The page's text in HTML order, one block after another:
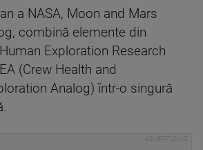
a NASA, Moon and Mars
combină elemente din
Exploration Research
(Crew Health and
Analog) într-o singură